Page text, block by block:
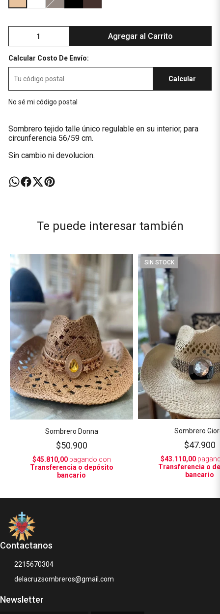
Agregar al Carrito
Calcular Costo De Envío:
Calcular
No sé mi código postal
Sombrero tejido talle único regulable en su interior, para
circunferencia 56/59 cm.
Sin cambio ni devolucion.
Te puede interesar también
Sombrero Donna
$50.900
$45.810,00pagando con
Transferencia o depósito
bancario
SIN STOCK
Sombrero
$47.900
$43.110,00
Transferencia o
bancario
Contactanos
2215670304
delacruzsombreros@gmail.com
Newsletter